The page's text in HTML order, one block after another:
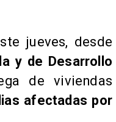
jueves, desde
y de Desarrollo
de viviendas
afectadas por